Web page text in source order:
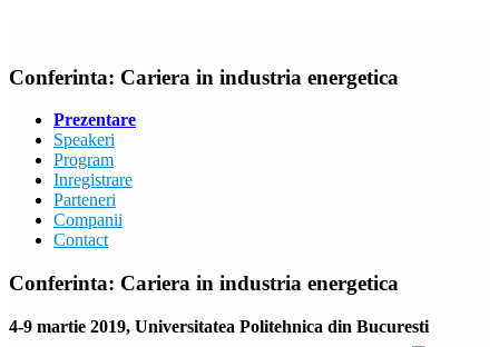
Conferinta: Cariera in industria energetica
Prezentare
Speakeri
Program
Inregistrare
Parteneri
Companii
Contact
Conferinta: Cariera in industria energetica
4-9 martie 2019, Universitatea Politehnica din Bucuresti